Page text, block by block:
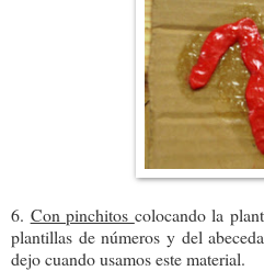
6. Con pinchitos colocando la
plantillas de números y del
dejo cuando usamos este material.